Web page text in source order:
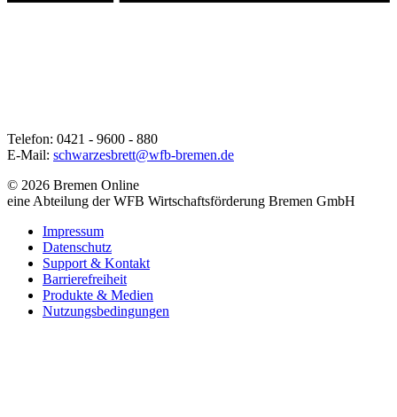
Telefon: 0421 - 9600 - 880
E-Mail: schwarzesbrett@wfb-bremen.de
© 2026 Bremen Online
eine Abteilung der WFB Wirtschaftsförderung Bremen GmbH
Impressum
Datenschutz
Support & Kontakt
Barrierefreiheit
Produkte & Medien
Nutzungsbedingungen